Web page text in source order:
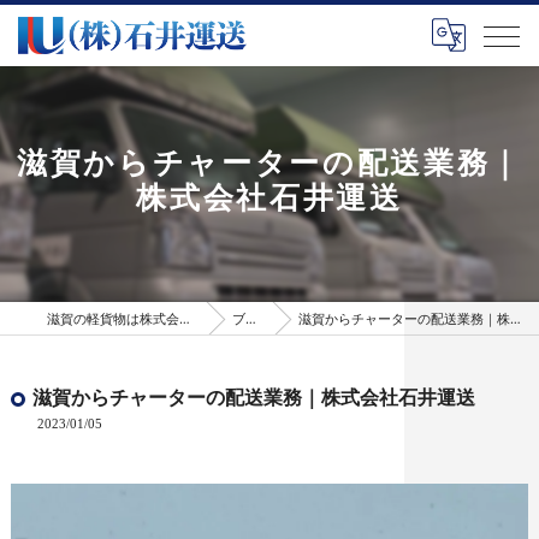
滋賀からチャーターの配送業務｜
株式会社石井運送
滋賀の軽貨物は株式会社石井運送 ブログ 滋賀からチャーターの配送業務｜株式会社石井運送
滋賀からチャーターの配送業務｜株式会社石井運送
2023/01/05